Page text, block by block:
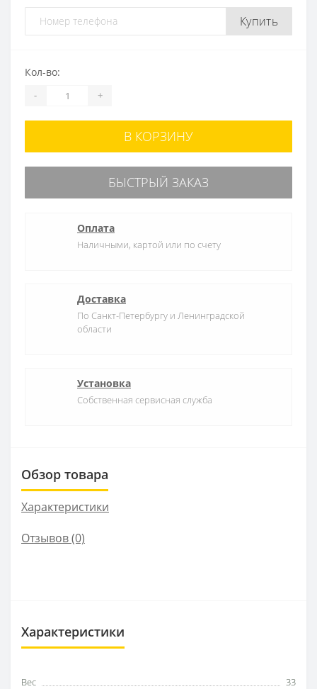
Купить
Кол-во:
- +
В КОРЗИНУ
БЫСТРЫЙ ЗАКАЗ
Оплата
Наличными, картой или по счету
Доставка
По Санкт-Петербургу и Ленинградской
области
Установка
Собственная сервисная служба
Обзор товара
Характеристики
Отзывов (0)
Характеристики
Вес
33